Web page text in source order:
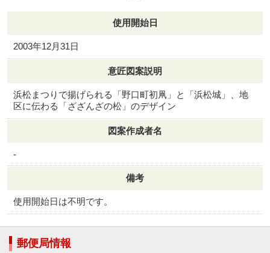
使用開始日
2003年12月31日
意匠図案説明
浜松まつりで揚げられる「野口町初凧」と「浜松城」、地
区に伝わる「ざざんざの松」のデザイン
図案作成者名
-
備考
使用開始日は不明です。
郵便局情報